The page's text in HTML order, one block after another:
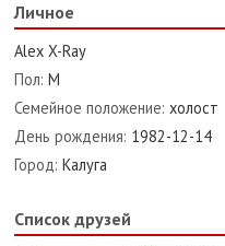
Личное
Alex X-Ray
Пол: М
Семейное положение: холост
День рождения: 1982-12-14
Город: Калуга
Список друзей